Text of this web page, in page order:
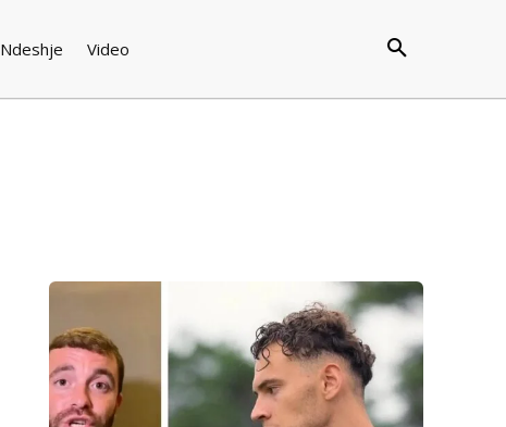
Ndeshje Video